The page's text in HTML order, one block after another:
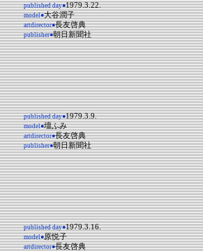
published day●1979.3.22.
model●大谷潤子
artdirector●長友啓典
publisher●朝日新聞社
published day●1979.3.9.
model●壇ふみ
artdirector●長友啓典
publisher●朝日新聞社
published day●1979.3.16.
model●原悦子
artdirector●長友啓典